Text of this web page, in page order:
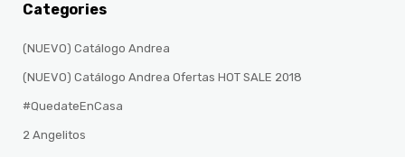
Categories
(NUEVO) Catálogo Andrea
(NUEVO) Catálogo Andrea Ofertas HOT SALE 2018
#QuedateEnCasa
2 Angelitos